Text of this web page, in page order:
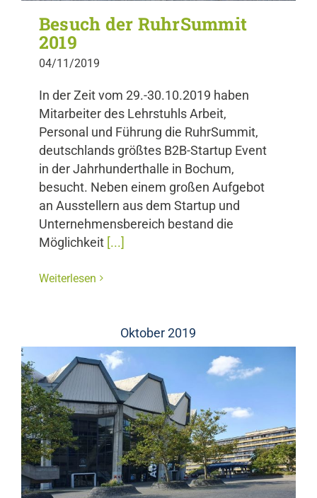
Besuch der RuhrSummit
2019
04/11/2019
In der Zeit vom 29.-30.10.2019 haben
Mitarbeiter des Lehrstuhls Arbeit,
Personal und Führung die RuhrSummit,
deutschlands größtes B2B-Startup Event
in der Jahrhunderthalle in Bochum,
besucht. Neben einem großen Aufgebot
an Ausstellern aus dem Startup und
Unternehmensbereich bestand die
Möglichkeit [...]
Weiterlesen
Oktober 2019